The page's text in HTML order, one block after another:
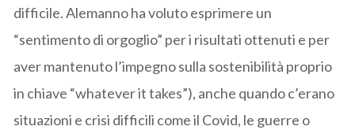
difficile. Alemanno ha voluto esprimere un
“sentimento di orgoglio” per i risultati ottenuti e per
aver mantenuto l’impegno sulla sostenibilità proprio
in chiave “whatever it takes”), anche quando c’erano
situazioni e crisi difficili come il Covid, le guerre o